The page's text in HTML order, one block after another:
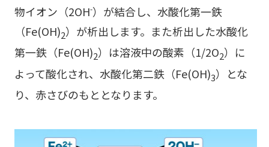
物イオン（2OH-）が結合し、水酸化第一鉄
（Fe(OH)2）が析出します。また析出した水酸化
第一鉄（Fe(OH)2）は溶液中の酸素（1/2O2）に
よって酸化され、水酸化第二鉄（Fe(OH)3）とな
り、赤さびのもととなります。